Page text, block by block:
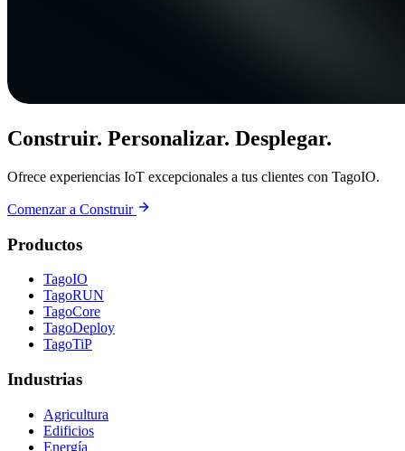
Construir. Personalizar. Desplegar.
Ofrece experiencias IoT excepcionales a tus clientes con TagoIO.
Comenzar a Construir
Productos
TagoIO
TagoRUN
TagoCore
TagoDeploy
TagoTiP
Industrias
Agricultura
Edificios
Energía